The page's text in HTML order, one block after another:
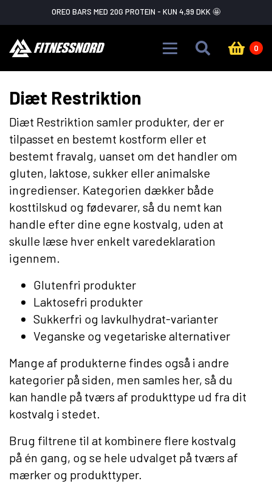
Skip to main contentFLASH SALE ADVARSEL!GÅ IKKE GLIP AF DET
0
Diæt Restriktion
Diæt Restriktion samler produkter, der er
tilpasset en bestemt kostform eller et
bestemt fravalg, uanset om det handler om
gluten, laktose, sukker eller animalske
ingredienser. Kategorien dækker både
kosttilskud og fødevarer, så du nemt kan
handle efter dine egne kostvalg, uden at
skulle læse hver enkelt varedeklaration
igennem.
Glutenfri produkter
Laktosefri produkter
Sukkerfri og lavkulhydrat-varianter
Veganske og vegetariske alternativer
Mange af produkterne findes også i andre
kategorier på siden, men samles her, så du
kan handle på tværs af produkttype ud fra dit
kostvalg i stedet.
Brug filtrene til at kombinere flere kostvalg
på én gang, og se hele udvalget på tværs af
mærker og produkttyper.